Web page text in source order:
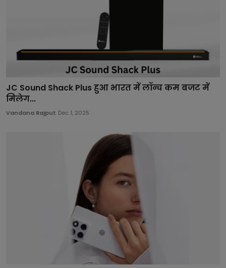
JC Sound Shack Plus हुआ भारत में लॉन्च कम बजट में
मिलेग...
Vandana Rajput Dec 1, 2025